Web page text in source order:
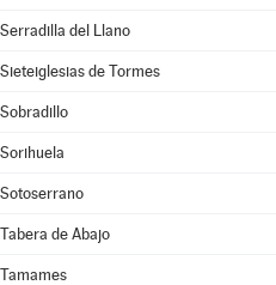
Serradilla del Llano
Sieteiglesias de Tormes
Sobradillo
Sorihuela
Sotoserrano
Tabera de Abajo
Tamames